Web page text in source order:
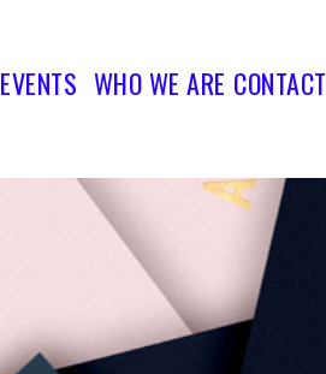
EVENTS WHO WE ARE CONTACT